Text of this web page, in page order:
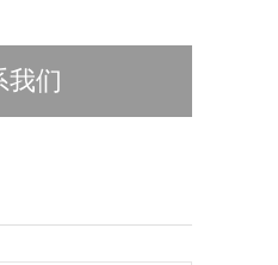
我们